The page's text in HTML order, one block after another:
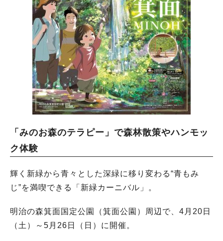
「みのお森のテラピー」で森林散策やハンモッ
ク体験
輝く新緑から青々とした深緑に移り変わる“青もみ
じ”を満喫できる「新緑カーニバル」。
明治の森箕面国定公園（箕面公園）周辺で、4月20日
（土）～5月26日（日）に開催。